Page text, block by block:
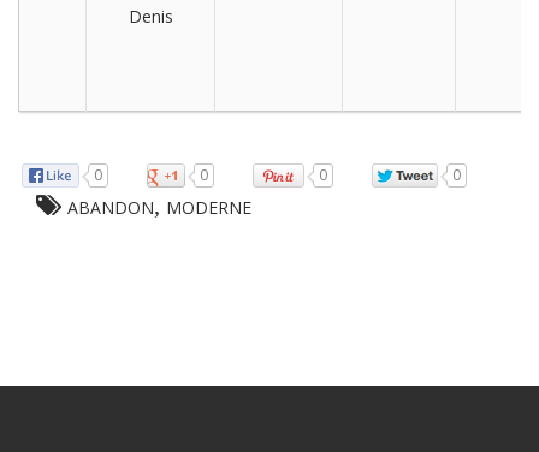
Denis
0 0 0 0
ABANDON, MODERNE